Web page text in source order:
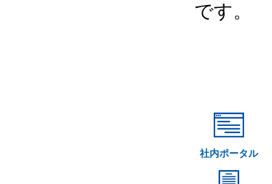
です。
社内ポータル